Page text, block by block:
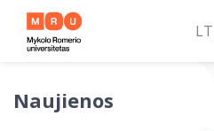
Apie ERUA
Naujienos